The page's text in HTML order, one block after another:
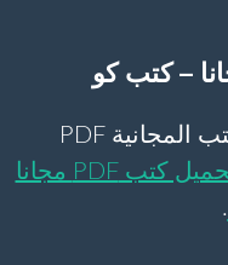
موقع كتب كو لـ تحميل الكتب المجانية PDF
تحميل كتب PDF مجانا
.